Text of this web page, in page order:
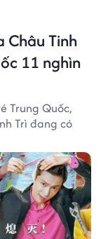
Châu Tinh
11 nghìn
Trung Quốc,
Trì đang có